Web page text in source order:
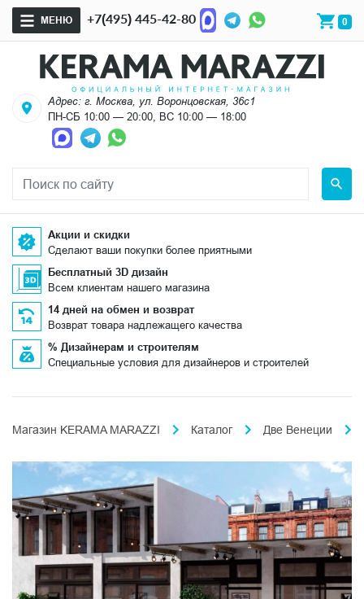
МЕНЮ +7(495) 445-42-80 0
Адрес: г. Москва, ул. Воронцовская, 36с1
ПН-СБ 10:00 — 20:00, ВС 10:00 — 18:00
Акции и скидки
Сделают ваши покупки более приятными
Бесплатный 3D дизайн
Всем клиентам нашего магазина
14 дней на обмен и возврат
Возврат товара надлежащего качества
% Дизайнерам и строителям
Специальные условия для дизайнеров и строителей
Магазин KERAMA MARAZZI Каталог Две Венеции